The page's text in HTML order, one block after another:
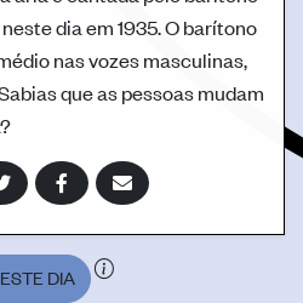
dia em 1935. O barítono
nas vozes masculinas,
que as pessoas mudam
DIA